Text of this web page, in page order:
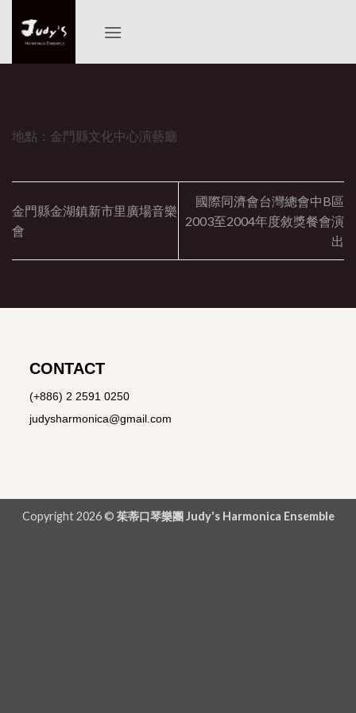
content
地點：金門縣文化中心演藝廳
金門縣金湖鎮新市里廣場音樂
會
國際同濟會台灣總會中B區
2003至2004年度敘獎餐會演
出
CONTACT
(+886) 2 2591 0250
judysharmonica@gmail.com
Copyright 2026 © 茱蒂口琴樂團 Judy's Harmonica Ensemble